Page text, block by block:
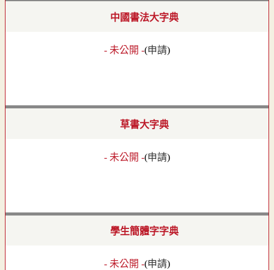
中國書法大字典
- 未公開 -(申請)
草書大字典
- 未公開 -(申請)
學生簡體字字典
- 未公開 -(申請)